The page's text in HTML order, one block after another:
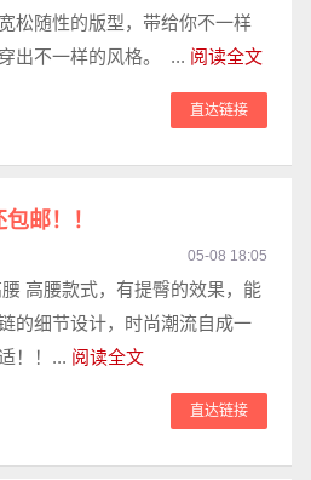
松随性的版型，带给你不一样
出不一样的风格。 ... 阅读全文
直达链接
邮！！
05-08 18:05
高腰款式，有提臀的效果，能
的细节设计，时尚潮流自成一
！！... 阅读全文
直达链接